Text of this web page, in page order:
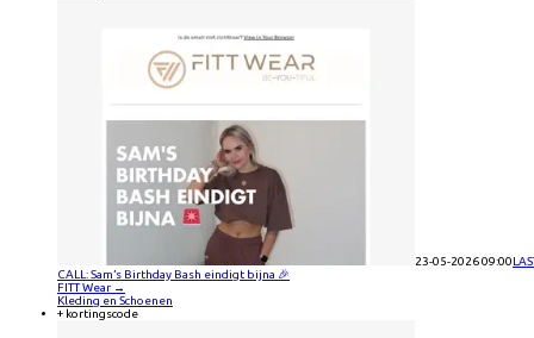
23-05-2026 09:00
CALL: Sam’s Birthday Bash eindigt bijna 🎉
FITT Wear →
Kleding en Schoenen
+ kortingscode